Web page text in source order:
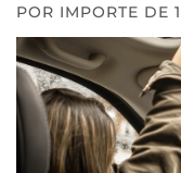
POR IMPORTE DE